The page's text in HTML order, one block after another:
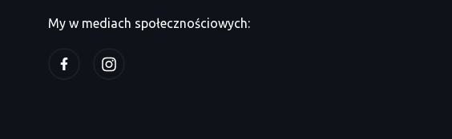
My w mediach społecznościowych: